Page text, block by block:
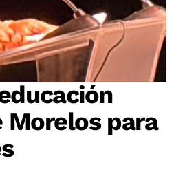
Morelos para